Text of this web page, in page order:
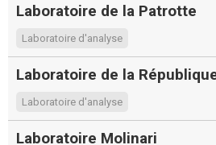
Laboratoire de la Patrotte
Laboratoire d'analyse
Laboratoire de la
Laboratoire d'analyse
Laboratoire Molinari